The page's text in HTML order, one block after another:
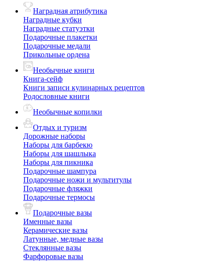
Наградная атрибутика
Наградные кубки
Наградные статуэтки
Подарочные плакетки
Подарочные медали
Прикольные ордена
Необычные книги
Книга-сейф
Книги записи кулинарных рецептов
Родословные книги
Необычные копилки
Отдых и туризм
Дорожные наборы
Наборы для барбекю
Наборы для шашлыка
Наборы для пикника
Подарочные шампура
Подарочные ножи и мультитулы
Подарочные фляжки
Подарочные термосы
Подарочные вазы
Именные вазы
Керамические вазы
Латунные, медные вазы
Стеклянные вазы
Фарфоровые вазы